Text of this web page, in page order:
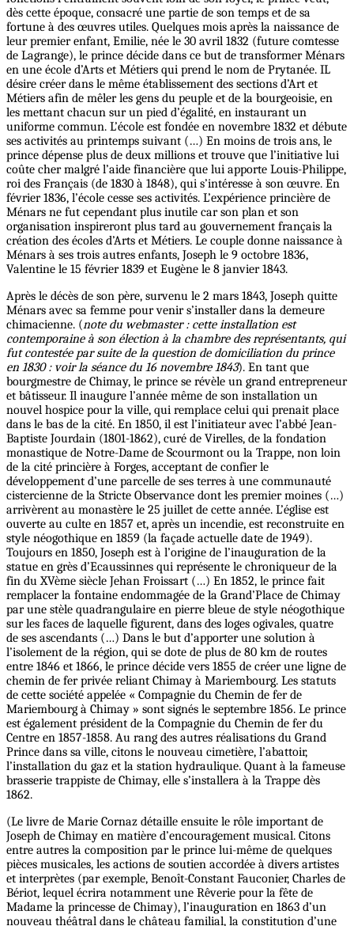
dès cette époque, consacré une partie de son temps et de sa
fortune à des œuvres utiles. Quelques mois après la naissance de
leur premier enfant, Emilie, née le 30 avril 1832 (future comtesse
de Lagrange), le prince décide dans ce but de transformer Ménars
en une école d’Arts et Métiers qui prend le nom de Prytanée. IL
désire créer dans le même établissement des sections d’Art et
Métiers afin de mêler les gens du peuple et de la bourgeoisie, en
les mettant chacun sur un pied d’égalité, en instaurant un
uniforme commun. L’école est fondée en novembre 1832 et débute
ses activités au printemps suivant (…) En moins de trois ans, le
prince dépense plus de deux millions et trouve que l’initiative lui
coûte cher malgré l’aide financière que lui apporte Louis-Philippe,
roi des Français (de 1830 à 1848), qui s’intéresse à son œuvre. En
février 1836, l’école cesse ses activités. L’expérience princière de
Ménars ne fut cependant plus inutile car son plan et son
organisation inspireront plus tard au gouvernement français la
création des écoles d’Arts et Métiers. Le couple donne naissance à
Ménars à ses trois autres enfants, Joseph le 9 octobre 1836,
Valentine le 15 février 1839 et Eugène le 8 janvier 1843.
Après le décès de son père, survenu le 2 mars 1843, Joseph quitte
Ménars avec sa femme pour venir s’installer dans la demeure
chimacienne. (note du webmaster : cette installation est
contemporaine à son élection à la chambre des représentants, qui
fut contestée par suite de la question de domiciliation du prince
en 1830 : voir la séance du 16 novembre 1843). En tant que
bourgmestre de Chimay, le prince se révèle un grand entrepreneur
et bâtisseur. Il inaugure l’année même de son installation un
nouvel hospice pour la ville, qui remplace celui qui prenait place
dans le bas de la cité. En 1850, il est l’initiateur avec l’abbé Jean-
Baptiste Jourdain (1801-1862), curé de Virelles, de la fondation
monastique de Notre-Dame de Scourmont ou la Trappe, non loin
de la cité princière à Forges, acceptant de confier le
développement d’une parcelle de ses terres à une communauté
cistercienne de la Stricte Observance dont les premier moines (…)
arrivèrent au monastère le 25 juillet de cette année. L’église est
ouverte au culte en 1857 et, après un incendie, est reconstruite en
style néogothique en 1859 (la façade actuelle date de 1949).
Toujours en 1850, Joseph est à l’origine de l’inauguration de la
statue en grès d’Ecaussinnes qui représente le chroniqueur de la
fin du XVème siècle Jehan Froissart (…) En 1852, le prince fait
remplacer la fontaine endommagée de la Grand’Place de Chimay
par une stèle quadrangulaire en pierre bleue de style néogothique
sur les faces de laquelle figurent, dans des loges ogivales, quatre
de ses ascendants (…) Dans le but d’apporter une solution à
l’isolement de la région, qui se dote de plus de 80 km de routes
entre 1846 et 1866, le prince décide vers 1855 de créer une ligne de
chemin de fer privée reliant Chimay à Mariembourg. Les statuts
de cette société appelée « Compagnie du Chemin de fer de
Mariembourg à Chimay » sont signés le septembre 1856. Le prince
est également président de la Compagnie du Chemin de fer du
Centre en 1857-1858. Au rang des autres réalisations du Grand
Prince dans sa ville, citons le nouveau cimetière, l’abattoir,
l’installation du gaz et la station hydraulique. Quant à la fameuse
brasserie trappiste de Chimay, elle s’installera à la Trappe dès
1862.
(Le livre de Marie Cornaz détaille ensuite le rôle important de
Joseph de Chimay en matière d’encouragement musical. Citons
entre autres la composition par le prince lui-même de quelques
pièces musicales, les actions de soutien accordée à divers artistes
et interprètes (par exemple, Benoît-Constant Fauconier, Charles de
Bériot, lequel écrira notamment une Rêverie pour la fête de
Madame la princesse de Chimay), l’inauguration en 1863 d’un
nouveau théâtral dans le château familial, la constitution d’une